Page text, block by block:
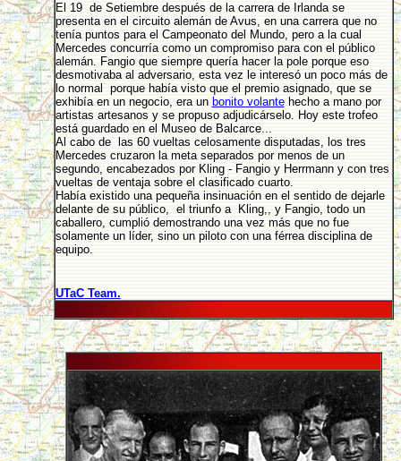
El 19 de Setiembre después de la carrera de Irlanda se
presenta en el circuito alemán de Avus, en una carrera que no
tenía puntos para el Campeonato del Mundo, pero a la cual
Mercedes concurría como un compromiso para con el público
alemán. Fangio que siempre quería hacer la pole porque eso
desmotivaba al adversario, esta vez le interesó un poco más de
lo normal porque había visto que el premio asignado, que se
exhibía en un negocio, era un bonito volantehecho a mano por
artistas artesanos y se propuso adjudicárselo. Hoy este trofeo
está guardado en el Museo de Balcarce...
Al cabo de las 60 vueltas celosamente disputadas, los tres
Mercedes cruzaron la meta separados por menos de un
segundo, encabezados por Kling - Fangio y Herrmann y con tres
vueltas de ventaja sobre el clasificado cuarto.
Había existido una pequeña insinuación en el sentido de dejarle
delante de su público, el triunfo a Kling,, y Fangio, todo un
caballero, cumplió demostrando una vez más que no fue
solamente un líder, sino un piloto con una férrea disciplina de
equipo.
UTaC Team.